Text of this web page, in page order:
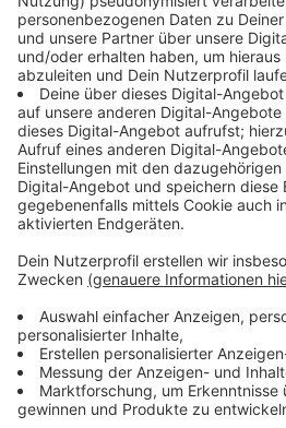
Umweltorganisation Rhine
Stadt Kippenfrei zu machen.
gesammelten Zigaretten an der
einer Kippensäule zusammen
Anzeige
Weitere Infos und Links
Rhine Clean Up Infos:
AD Start der KippenWoche:
AD Kippenwoche 2023: